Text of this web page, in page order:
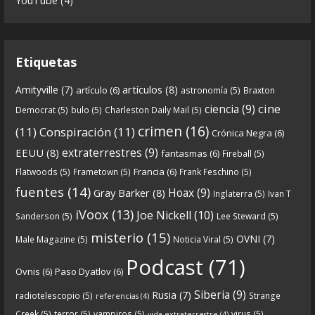
6 0 View on facebook
Crónicas de Nantucket
Descargar
https://www.ivoox.com/cdn-6x05-8211-qanon-
parte-1-origenes-audios-mp3_rf_67157433_1.html
Tras una exhaustiva investigación en los orígenes
y desarrollo de Qanon, la madre de todas las
more
Etiquetas
Amityville (7) artículo (6) artículos (8) astronomía (5) Braxton
Democrat (5) bulo (5) Charleston Daily Mail (5) ciencia (9) cine
(11) Conspiración (11) crimen (16) Crónica Negra (6)
EEUU (8) extraterrestres (9) fantasmas (6) Fireball (5)
Flatwoods (5) Frametown (5) Francia (6) Frank Feschino (5)
fuentes (14) Gray Barker (8) Hoax(9) Inglaterra (5) Ivan T
Sanderson (5) iVoox (13) Joe Nickell (10) Lee Steward (5)
Male Magazine (5) misterio (15) Noticia Viral (5) OVNI (7)
Ovnis (6) Paso Dyatlov (6) Podcast (71)
radiotelescopio (5) referencias (4) Rusia (7) Siberia (9) Strange